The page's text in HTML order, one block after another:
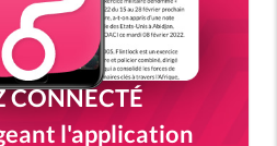
CONNECTÉ
l'application